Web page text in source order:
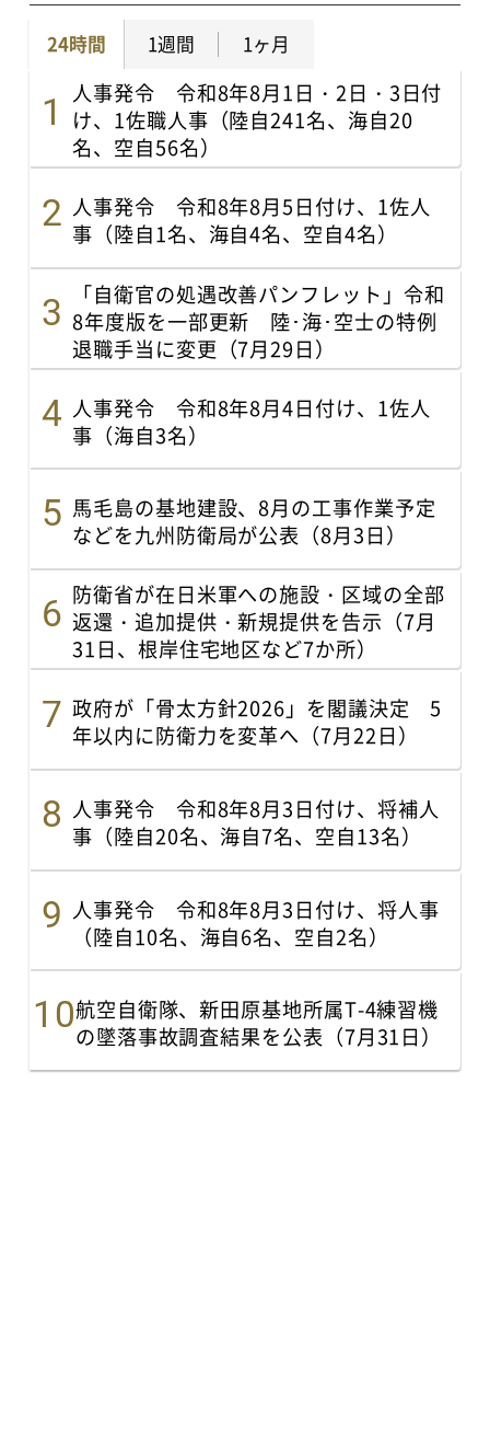
24時間 1週間 1ヶ月
人事発令 令和8年8月1日・2日・3日付
け、1佐職人事（陸自241名、海自20
名、空自56名）
人事発令 令和8年8月5日付け、1佐人
事（陸自1名、海自4名、空自4名）
「自衛官の処遇改善パンフレット」令和
8年度版を一部更新 陸･海･空士の特例
退職手当に変更（7月29日）
人事発令 令和8年8月4日付け、1佐人
事（海自3名）
馬毛島の基地建設、8月の工事作業予定
などを九州防衛局が公表（8月3日）
防衛省が在日米軍への施設・区域の全部
返還・追加提供・新規提供を告示（7月
31日、根岸住宅地区など7か所）
政府が「骨太方針2026」を閣議決定 5
年以内に防衛力を変革へ（7月22日）
人事発令 令和8年8月3日付け、将補人
事（陸自20名、海自7名、空自13名）
人事発令 令和8年8月3日付け、将人事
（陸自10名、海自6名、空自2名）
航空自衛隊、新田原基地所属T-4練習機
の墜落事故調査結果を公表（7月31日）